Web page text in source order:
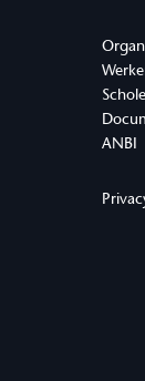
ANBI